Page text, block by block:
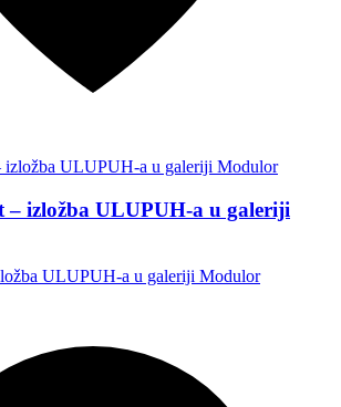
– izložba ULUPUH-a u galeriji
ULUPUH-a u galeriji Modulor